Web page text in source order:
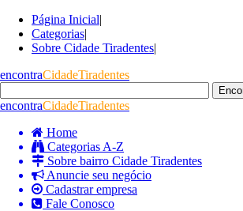
Página Inicial|
Categorias|
Sobre Cidade Tiradentes|
encontraCidadeTiradentes
encontraCidadeTiradentes
Home
Categorias A-Z
Sobre bairro Cidade Tiradentes
Anuncie seu negócio
Cadastrar empresa
Fale Conosco